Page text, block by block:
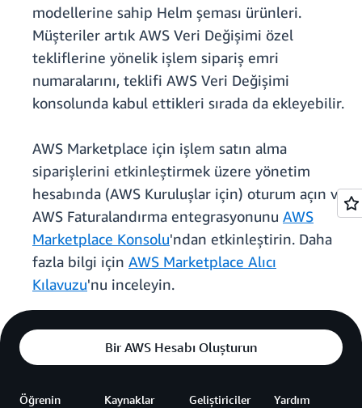
modellerine sahip Helm şeması ürünleri.
Müşteriler artık AWS Veri Değişimi özel
tekliflerine yönelik işlem sipariş emri
numaralarını, teklifi AWS Veri Değişimi
konsolunda kabul ettikleri sırada da ekleyebilir.
AWS Marketplace için işlem satın alma
siparişlerini etkinleştirmek üzere yönetim
hesabında (AWS Kuruluşlar için) oturum açın ve
AWS Faturalandırma entegrasyonunu AWS
Marketplace Konsolu'ndan etkinleştirin. Daha
fazla bilgi için AWS Marketplace Alıcı
Kılavuzu'nu inceleyin.
Bir AWS Hesabı Oluşturun
Öğrenin Kaynaklar Geliştiriciler Yardım